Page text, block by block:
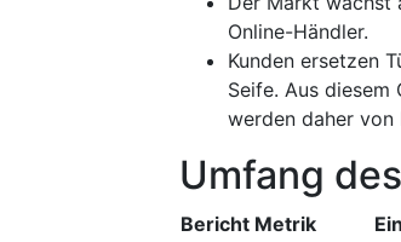
Online-Händler.
Kunden ersetzen
Seife. Aus
werden daher
Umfang
Bericht Metrik